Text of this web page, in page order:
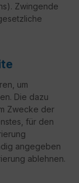
Zwingende
um
Die dazu
Zwecke der
für den
angegeben
ablehnen.